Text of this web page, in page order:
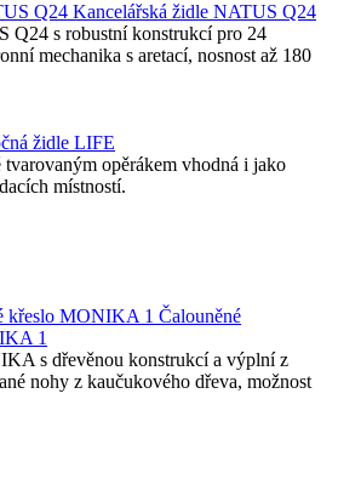
Kancelářská židle NATUS Q24
Q24 s robustní konstrukcí pro 24
mechanika s aretací, nosnost až 180
židle LIFE
opěrákem vhodná i jako
místností.
Čalouněné
1
s dřevěnou konstrukcí a výplní z
nohy z kaučukového dřeva, možnost